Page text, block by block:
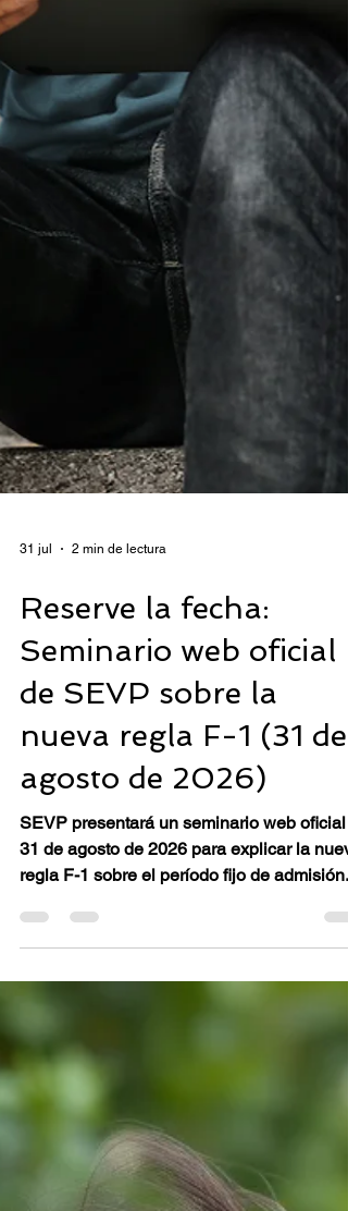
Reserve la fecha:
Seminario web oficial
de SEVP sobre la
nueva regla F-1 (31 de
agosto de 2026)
SEVP presentará un seminario web oficial
31 de agosto de 2026 para explicar la
regla F-1 sobre el período fijo de admisión.